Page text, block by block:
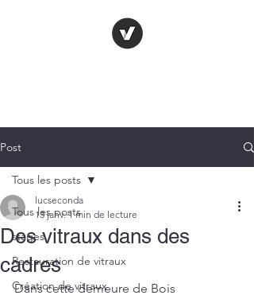
Post
Tous les posts
stages
Restauration de vitraux
Création de vitraux
Tous les posts
Des vitraux dans des
cadres
lucseconda
13 janv. 1 min de lecture
Dans cette demeure de Bois